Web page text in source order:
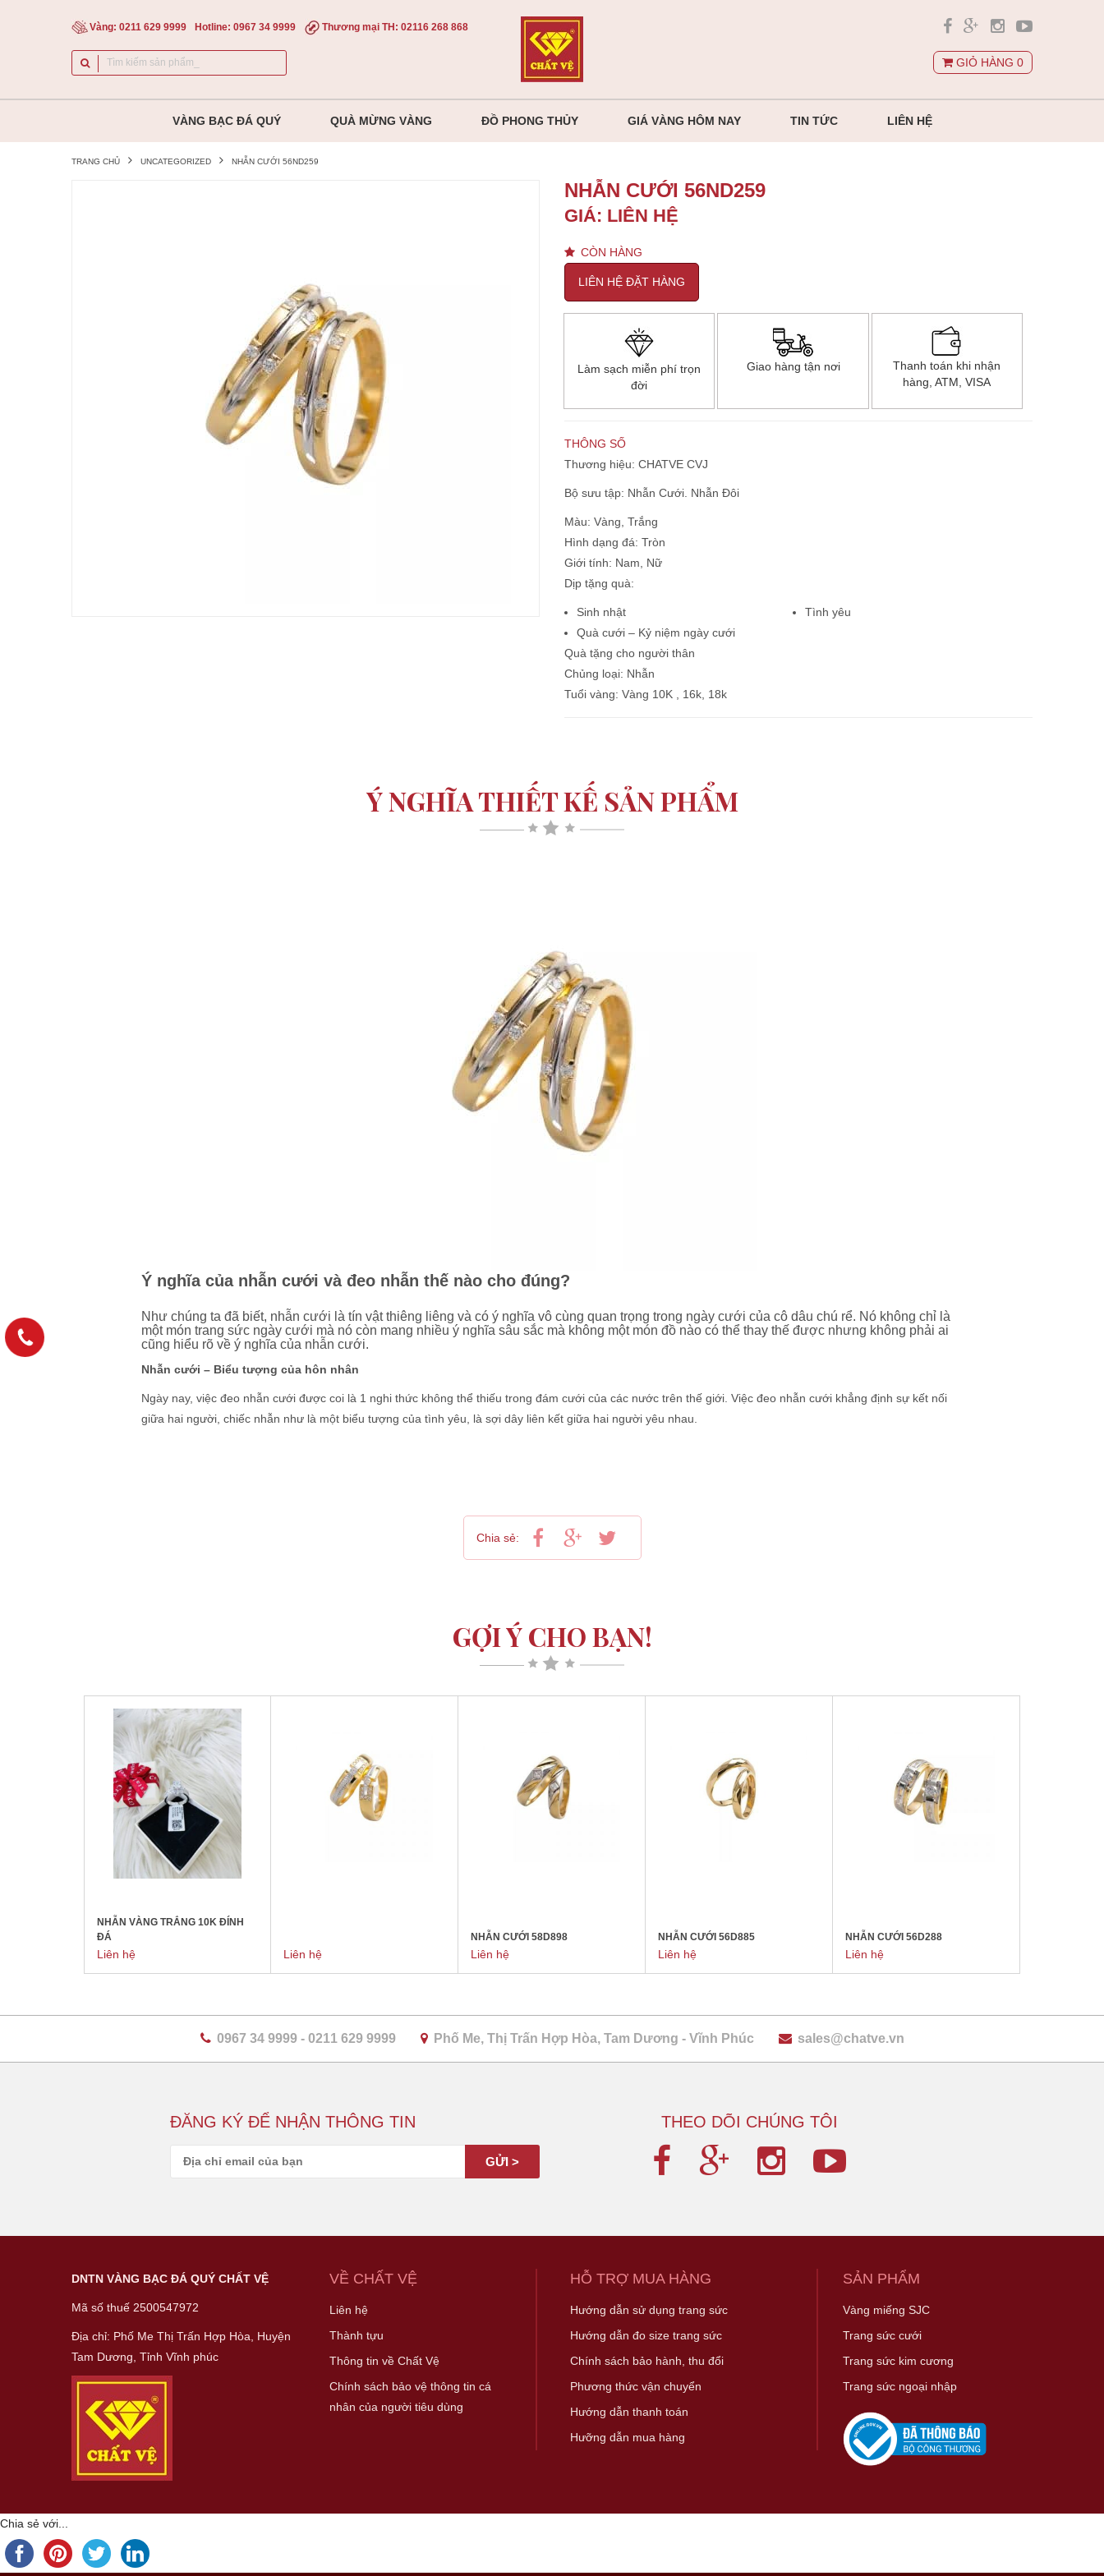
Vàng: 0211 629 9999 Hotline: 0967 34 9999 Thương mại TH: 02116 268 868
GIỎ HÀNG 0
VÀNG BẠC ĐÁ QUÝ QUÀ MỪNG VÀNG ĐỒ PHONG THỦY GIÁ VÀNG HÔM NAY TIN TỨC LIÊN HỆ
TRANG CHỦ UNCATEGORIZED NHẪN CƯỚI 56ND259
NHẪN CƯỚI 56ND259
GIÁ: LIÊN HỆ
CÒN HÀNG
LIÊN HỆ ĐẶT HÀNG
Làm sạch miễn phí trọn
đời
Giao hàng tận nơi
Thanh toán khi nhận
hàng, ATM, VISA
THÔNG SỐ
Thương hiệu: CHATVE CVJ
Bộ sưu tập: Nhẫn Cưới. Nhẫn Đôi
Màu: Vàng, Trắng
Hình dạng đá: Tròn
Giới tính: Nam, Nữ
Dịp tặng quà:
Sinh nhật
Tình yêu
Quà cưới – Kỷ niệm ngày cưới
Quà tặng cho người thân
Chủng loại: Nhẫn
Tuổi vàng: Vàng 10K , 16k, 18k
Ý NGHĨA THIẾT KẾ SẢN PHẨM
Ý nghĩa của nhẫn cưới và đeo nhẫn thế nào cho đúng?
Như chúng ta đã biết, nhẫn cưới là tín vật thiêng liêng và có ý nghĩa vô cùng quan trọng trong ngày cưới của cô dâu chú rể. Nó không chỉ là
một món trang sức ngày cưới mà nó còn mang nhiều ý nghĩa sâu sắc mà không một món đồ nào có thể thay thế được nhưng không phải ai
cũng hiểu rõ về ý nghĩa của nhẫn cưới.
Nhẫn cưới – Biểu tượng của hôn nhân
Ngày nay, việc đeo nhẫn cưới được coi là 1 nghi thức không thể thiếu trong đám cưới của các nước trên thế giới. Việc đeo nhẫn cưới khẳng định sự kết nối
giữa hai người, chiếc nhẫn như là một biểu tượng của tình yêu, là sợi dây liên kết giữa hai người yêu nhau.
Chia sẻ:
GỢI Ý CHO BẠN!
NHẪN VÀNG TRẮNG 10K ĐÍNH
ĐÁ
Liên hệ Liên hệ
NHẪN CƯỚI 58D898
Liên hệ
NHẪN CƯỚI 56D885
Liên hệ
NHẪN CƯỚI 56D288
Liên hệ
0967 34 9999- 0211 629 9999 Phố Me, Thị Trấn Hợp Hòa, Tam Dương - Vĩnh Phúc sales@chatve.vn
ĐĂNG KÝ ĐỂ NHẬN THÔNG TIN THEO DÕI CHÚNG TÔI
DNTN VÀNG BẠC ĐÁ QUÝ CHẤT VỆ
Mã số thuế 2500547972
Địa chỉ: Phố Me Thị Trấn Hợp Hòa, Huyện
Tam Dương, Tỉnh Vĩnh phúc
VỀ CHẤT VỆ
Liên hệ
Thành tựu
Thông tin về Chất Vệ
Chính sách bảo vệ thông tin cá
nhân của người tiêu dùng
HỖ TRỢ MUA HÀNG
Hướng dẫn sử dụng trang sức
Hướng dẫn đo size trang sức
Chính sách bảo hành, thu đổi
Phương thức vận chuyển
Hướng dẫn thanh toán
Hưỡng dẫn mua hàng
SẢN PHẨM
Vàng miếng SJC
Trang sức cưới
Trang sức kim cương
Trang sức ngoại nhập
Chia sẻ với...